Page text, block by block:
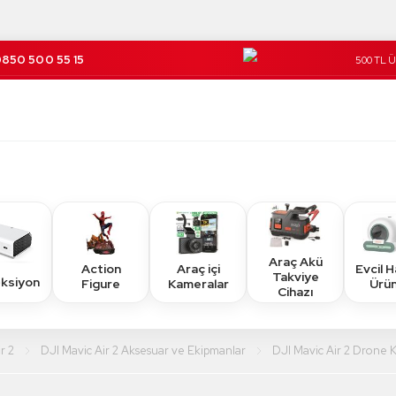
500 55 15 500 TL
Action
Figure
Araç içi
Kameralar
Araç Akü
Takviye
Cihazı
Evcil
2 DJI Mavic Air 2 Aksesuar ve Ekipmanlar DJI Mavic Air 2 Drone